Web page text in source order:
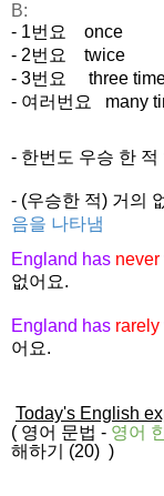
B:
- 1번요 once
- 2번요 twice
- 3번요 three
- 여러번요 many
- 한번도 우승 한
- (우승한 적) 거의
음을 나타냄
England has never
없어요.
England has rarely
어요.
Today's English
( 영어 문법 - 영어
해하기 (20) )